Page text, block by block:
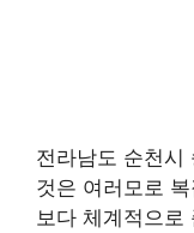
전라남도 순천시
것은 여러모로
보다 체계적으